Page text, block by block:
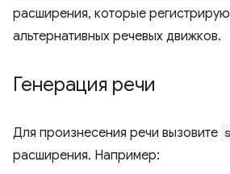
расширения, которые
альтернативных речевых движков.
Генерация речи
Для произнесения речи вызовите
расширения. Например: